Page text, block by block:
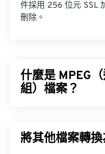
件採用 256 位元 SSL
刪除。
什麼是 MPEG
組）檔案？
格式採用複雜的壓縮
將其他檔案轉